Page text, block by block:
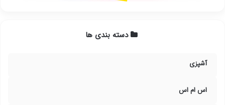
دسته بندی ها
آشپزی
اس ام اس